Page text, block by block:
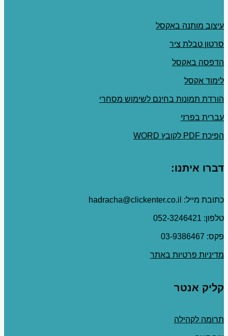
עיצוב מותנה באקסל
סרטון טבלת ציר
הדפסה באקסל
לימוד אקסל
הורדת תמונות בחינם לשימוש מסחרי
עברית בפרזי
הפיכת PDF לקובץ WORD
דברו איתנו:
כתובת מייל: hadracha@clickenter.co.il
טלפון: 052-3246421
פקס: 03-9386467
מדיניות פרטיות באתר
קליק אנטר
תרומה לקהילה